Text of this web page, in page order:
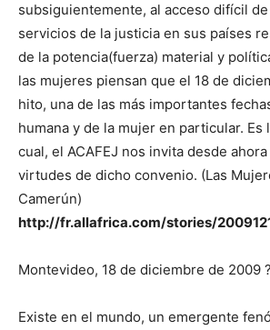
subsiguientemente, al acceso difícil
servicios de la justicia en sus países
de la potencia(fuerza) material y
las mujeres piensan que el 18 de
hito, una de las más importantes
humana y de la mujer en particular. Es
cual, el ACAFEJ nos invita desde
virtudes de dicho convenio. (Las
Camerún)
http://fr.allafrica.com/stories/
Montevideo, 18 de diciembre de 2009
Existe en el mundo, un emergente